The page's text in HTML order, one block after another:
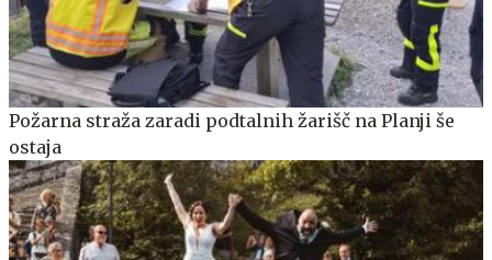
Požarna straža zaradi podtalnih žarišč na Planji še
ostaja